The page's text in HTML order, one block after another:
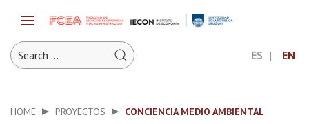
ES EN
HOME PROYECTOS CONCIENCIA MEDIO AMBIENTAL